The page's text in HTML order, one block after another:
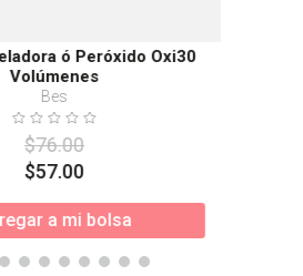
ó Peróxido Oxi30
Volúmenes
Bes
$76.00
$57.00
a mi bolsa